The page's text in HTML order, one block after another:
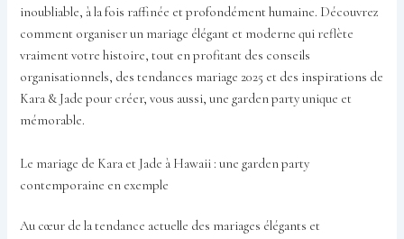
inoubliable, à la fois raffinée et profondément humaine. Découvrez
comment organiser un mariage élégant et moderne qui reflète
vraiment votre histoire, tout en profitant des conseils
organisationnels, des tendances mariage 2025 et des inspirations de
Kara & Jade pour créer, vous aussi, une garden party unique et
mémorable.
Le mariage de Kara et Jade à Hawaii : une garden party
contemporaine en exemple
Au cœur de la tendance actuelle des mariages élégants et